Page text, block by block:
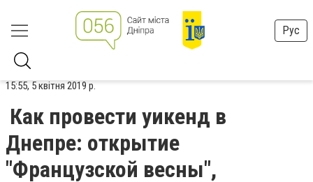
Рус
15:55, 5 квітня 2019 р.
Как провести уикенд в
Днепре: открытие
"Французской весны",